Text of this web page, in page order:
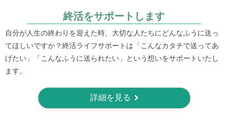
終活をサポートします
自分が人生の終わりを迎えた時、大切な人たちにどんなふうに送っ
てほしいですか？終活ライフサポートは「こんなカタチで送ってあ
げたい」「こんなふうに送られたい」という想いをサポートいたし
ます。
詳細を見る